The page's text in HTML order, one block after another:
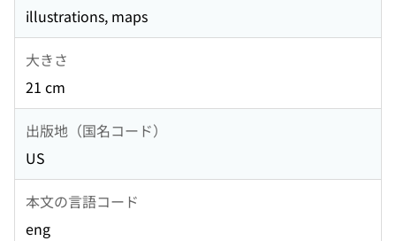
illustrations, maps
大きさ
21 cm
出版地（国名コード）
US
本文の言語コード
eng